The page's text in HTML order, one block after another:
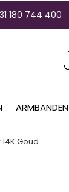
ARMBANDEN
180 744 400
Goud